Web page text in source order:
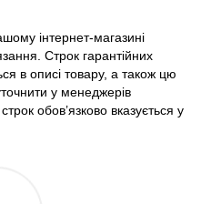
інтернет-магазині
Строк гарантійних
в описі товару, а також цю
у менеджерів
обов’язково вказується у